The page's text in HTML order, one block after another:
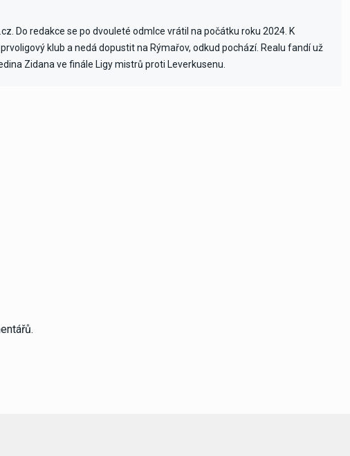
Do redakce se po dvouleté odmlce vrátil na počátku roku 2024. K
klub a nedá dopustit na Rýmařov, odkud pochází. Realu fandí už
Zidana ve finále Ligy mistrů proti Leverkusenu.